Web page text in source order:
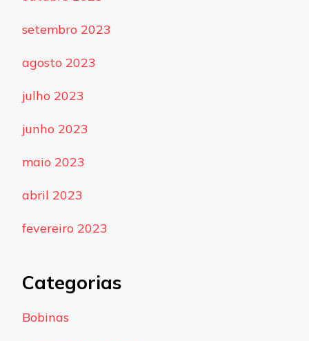
setembro 2023
agosto 2023
julho 2023
junho 2023
maio 2023
abril 2023
fevereiro 2023
Categorias
Bobinas